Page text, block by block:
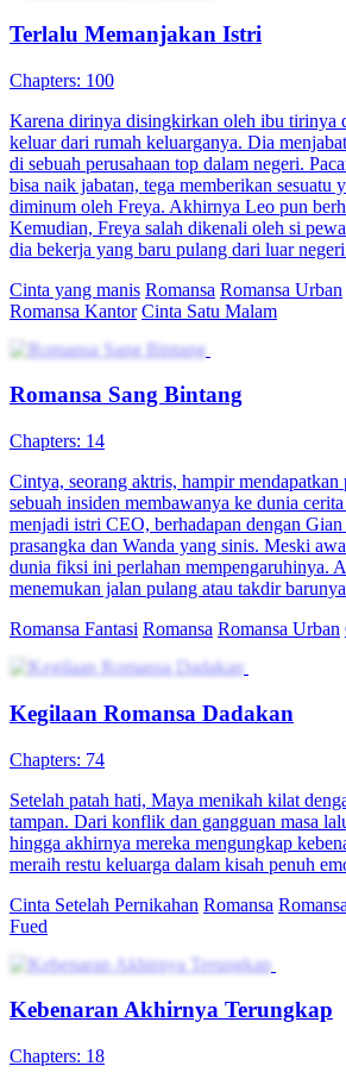
Terlalu Memanjakan Istri
Chapters: 100
Karena dirinya disingkirkan oleh ibu tirinya
keluar dari rumah keluarganya. Dia
di sebuah perusahaan top dalam negeri.
bisa naik jabatan, tega memberikan sesuatu
diminum oleh Freya. Akhirnya Leo pun
Kemudian, Freya salah dikenali oleh si
dia bekerja yang baru pulang dari luar
Cinta yang manis Romansa Romansa Urban
Romansa Kantor Cinta Satu Malam
Romansa Sang Bintang
Chapters: 14
Cintya, seorang aktris, hampir mendapatkan
sebuah insiden membawanya ke dunia
menjadi istri CEO, berhadapan dengan
prasangka dan Wanda yang sinis. Meski
dunia fiksi ini perlahan mempengaruhinya.
menemukan jalan pulang atau takdir
Romansa Fantasi Romansa Romansa Urban
Kegilaan Romansa Dadakan
Chapters: 74
Setelah patah hati, Maya menikah kilat
tampan. Dari konflik dan gangguan masa
hingga akhirnya mereka mengungkap
meraih restu keluarga dalam kisah penuh
Cinta Setelah Pernikahan Romansa
Fued
Kebenaran Akhirnya Terungkap
Chapters: 18